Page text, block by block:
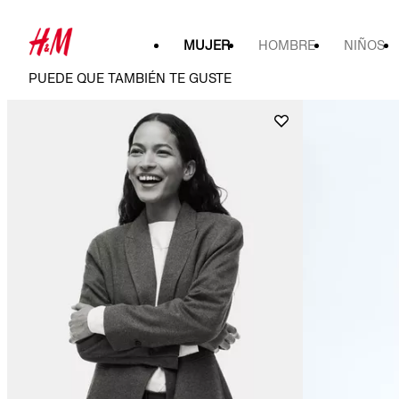
MUJER HOMBRE NIÑOS
PUEDE QUE TAMBIÉN TE GUSTE